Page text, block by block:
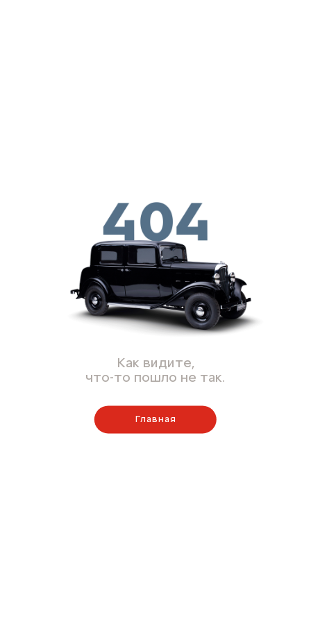
Как видите,
что-то пошло не так.
Главная